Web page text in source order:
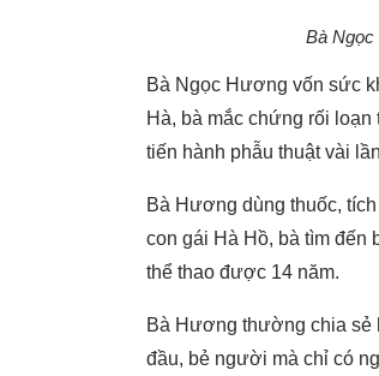
Bà Ngọc
Bà Ngọc Hương vốn sức
Hà, bà mắc chứng rối
tiến hành phẫu thuật vài
Bà Hương dùng thuốc,
con gái Hà Hồ, bà tìm đến
thể thao được 14 năm.
Bà Hương thường chia sẻ
đầu, bẻ người mà chỉ có